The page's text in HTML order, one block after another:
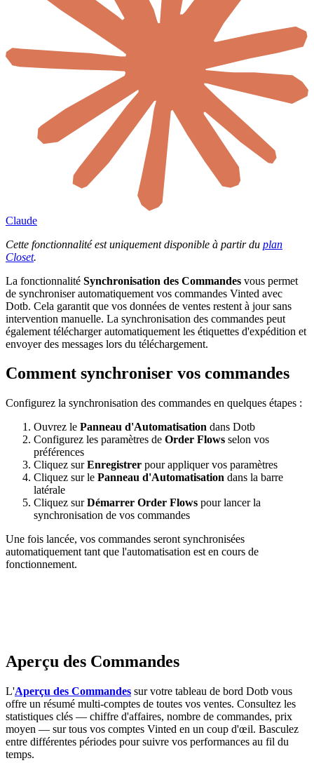
Claude
Cette fonctionnalité est uniquement disponible à partir du plan
Closet.
La fonctionnalité Synchronisation des Commandes vous permet
de synchroniser automatiquement vos commandes Vinted avec
Dotb. Cela garantit que vos données de ventes restent à jour sans
intervention manuelle. La synchronisation des commandes peut
également télécharger automatiquement les étiquettes d'expédition et
envoyer des messages lors du téléchargement.
Comment synchroniser vos commandes
Configurez la synchronisation des commandes en quelques étapes :
Ouvrez le Panneau d'Automatisation dans Dotb
Configurez les paramètres de Order Flows selon vos
préférences
Cliquez surEnregistrer pour appliquer vos paramètres
Cliquez sur le Panneau d'Automatisation dans la barre
latérale
Cliquez surDémarrer Order Flows pour lancer la
synchronisation de vos commandes
Une fois lancée, vos commandes seront synchronisées
automatiquement tant que l'automatisation est en cours de
fonctionnement.
Aperçu des Commandes
L'Aperçu des Commandes sur votre tableau de bord Dotb vous
offre un résumé multi-comptes de toutes vos ventes. Consultez les
statistiques clés — chiffre d'affaires, nombre de commandes, prix
moyen — sur tous vos comptes Vinted en un coup d'œil. Basculez
entre différentes périodes pour suivre vos performances au fil du
temps.